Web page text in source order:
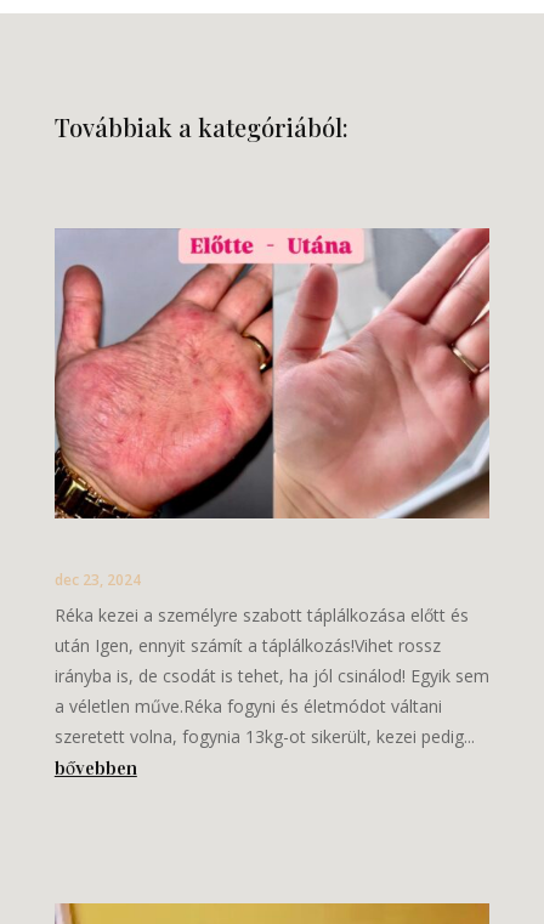
Továbbiak a kategóriából:
dec 23, 2024
Réka kezei a személyre szabott táplálkozása előtt és
után Igen, ennyit számít a táplálkozás!Vihet rossz
irányba is, de csodát is tehet, ha jól csinálod! Egyik sem
a véletlen műve.Réka fogyni és életmódot váltani
szeretett volna, fogynia 13kg-ot sikerült, kezei pedig...
bővebben